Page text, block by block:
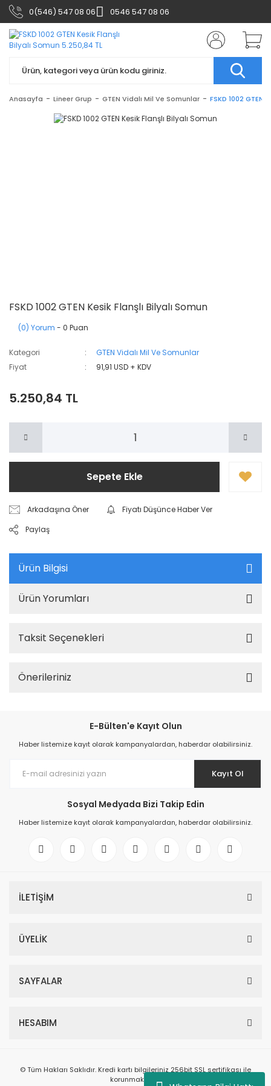
0(546) 547 08 06 0546 547 08 06
Anasayfa Lineer Grup GTEN Vidalı Mil Ve Somunlar FSKD 1002 GTEN
FSKD 1002 GTEN Kesik Flanşlı Bilyalı Somun
(0) Yorum - 0 Puan
Kategori
GTEN Vidalı Mil Ve Somunlar
Fiyat
91,91 USD + KDV
5.250,84 TL
Sepete Ekle
Arkadaşına Öner
Fiyatı Düşünce Haber Ver
Paylaş
Ürün Bilgisi
Ürün Yorumları
Taksit Seçenekleri
Önerileriniz
E-Bülten'e Kayıt Olun
Haber listemize kayıt olarak kampanyalardan, haberdar olabilirsiniz.
Kayıt Ol
Sosyal Medyada Bizi Takip Edin
Haber listemize kayıt olarak kampanyalardan, haberdar olabilirsiniz.
İLETİŞİM
ÜYELİK
SAYFALAR
HESABIM
© Tüm Hakları Saklıdır. Kredi kartı bilgileriniz 256bit SSL sertifikası ile
korunmaktadır.